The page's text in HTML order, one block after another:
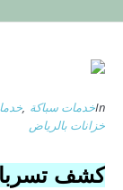
Inخدمات سباكة ,
خزانات بالرياض
كشف